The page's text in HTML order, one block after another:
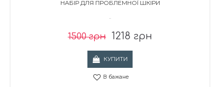
НАБІР ДЛЯ ПРОБЛЕМНОЇ ШКІРИ
1500 грн 1218 грн
КУПИТИ
В бажане